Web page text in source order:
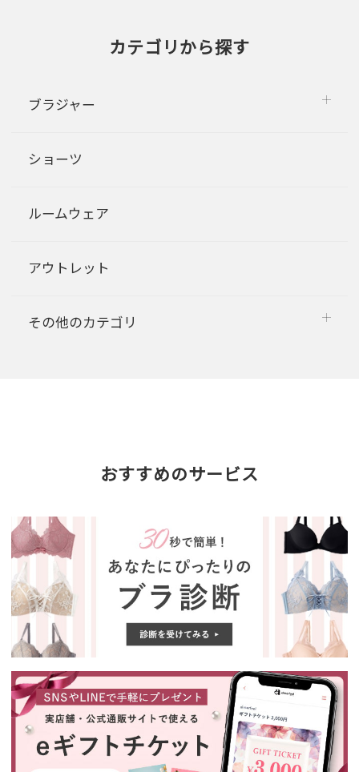
カテゴリから探す
ブラジャー
ショーツ
ルームウェア
アウトレット
その他のカテゴリ
おすすめのサービス